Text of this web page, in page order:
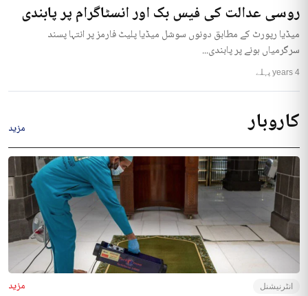
روسی عدالت کی فیس بک اور انسٹاگرام پر پابندی
میڈیا رپورٹ کے مطابق دونوں سوشل میڈیا پلیٹ فارمز پر انتہا پسند
سرگرمیاں ہونے پر پابندی...
4 years پہلے
کاروبار مزید
انٹرنیشنل مزید